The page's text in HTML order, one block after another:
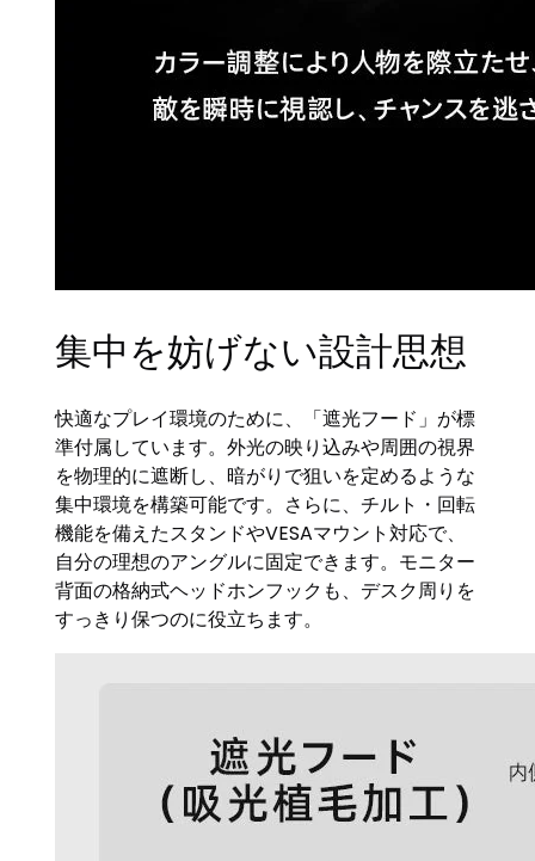
集中を妨げない設計思想
快適なプレイ環境のために、「遮光フード」が標
準付属しています。外光の映り込みや周囲の視界
を物理的に遮断し、暗がりで狙いを定めるような
集中環境を構築可能です。さらに、チルト・回転
機能を備えたスタンドやVESAマウント対応で、
自分の理想のアングルに固定できます。モニター
背面の格納式ヘッドホンフックも、デスク周りを
すっきり保つのに役立ちます。